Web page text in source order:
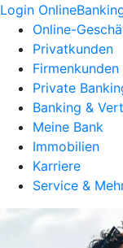
Login
Online-
Privatkunden
Firmenkunden
Private
Banking &
Meine Bank
Immobilien
Karriere
Service &